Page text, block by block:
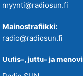
myynti@radiosun.fi
Mainostrafiikki:
radio@radiosun.fi
Uutis-, juttu- ja